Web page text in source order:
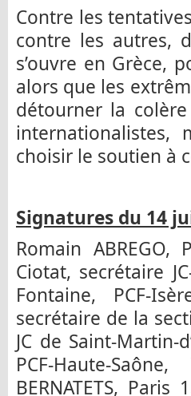
Contre les
contre les autres,
s’ouvre en Grèce,
alors que les
détourner la
internationalistes,
choisir le soutien à
Signatures du 14
Romain ABREGO,
Ciotat, secrétaire
Fontaine, PCF-
secrétaire de la
JC de Saint-Martin-
PCF-Haute-
BERNATETS,